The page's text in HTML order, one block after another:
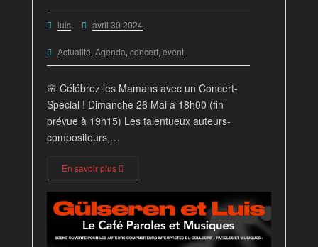
luis avril 30 2024
Actualité,Agenda,concert,event
🌸 Célébrez les Mamans avec un Concert-
Spécial ! Dimanche 26 Mai à 18h00 (fin
prévue à 19h15) Les talentueux auteurs-
compositeurs,…
En savoir plus